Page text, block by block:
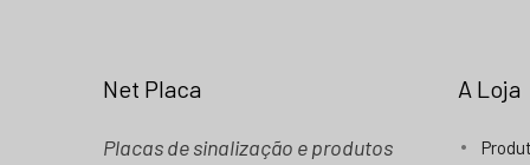
Net Placa
Placas de sinalização e produtos
A Loja